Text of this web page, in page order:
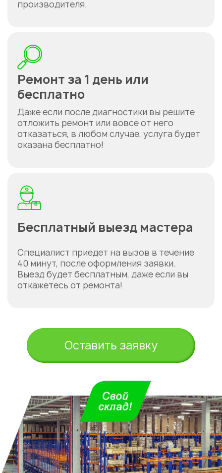
производителя.
Ремонт за 1 день или
бесплатно
Даже если после диагностики вы решите
отложить ремонт или вовсе от него
отказаться, в любом случае, услуга будет
оказана бесплатно!
Бесплатный выезд мастера
Специалист приедет на вызов в течение
40 минут, после оформления заявки.
Выезд будет бесплатным, даже если вы
откажетесь от ремонта!
Оставить заявку
Астана